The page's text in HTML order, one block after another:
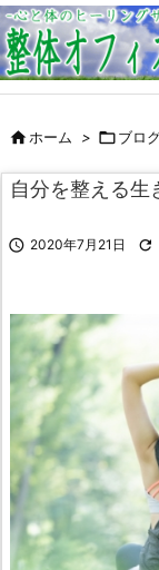
ホーム > ブロ
自分を整える生
 2020年7月21日 